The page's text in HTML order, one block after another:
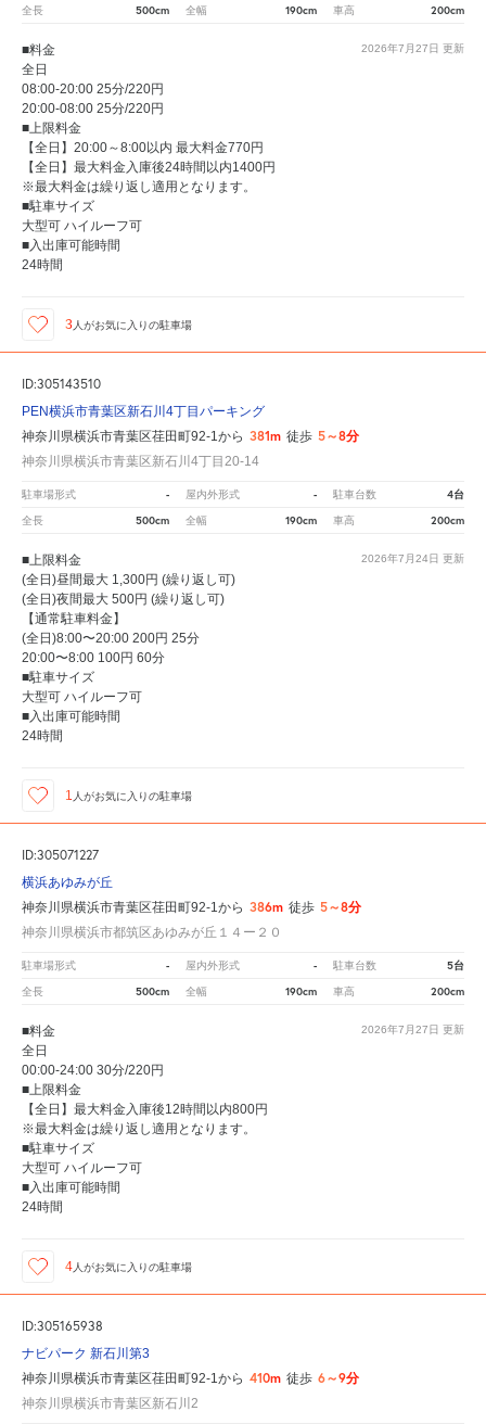
全長 500cm 全幅 190cm 車高 200cm
2026年7月27日 更新
■料金
全日
08:00-20:00 25分/220円
20:00-08:00 25分/220円
■上限料金
【全日】20:00～8:00以内 最大料金770円
【全日】最大料金入庫後24時間以内1400円
※最大料金は繰り返し適用となります。
■駐車サイズ
大型可 ハイルーフ可
■入出庫可能時間
24時間
3 人がお気に入りの駐車場
ID:305143510
PEN横浜市青葉区新石川4丁目パーキング
神奈川県横浜市青葉区荏田町92-1から 381m 徒歩 5～8分
神奈川県横浜市青葉区新石川4丁目20-14
駐車場形式 - 屋内外形式 - 駐車台数 4台
全長 500cm 全幅 190cm 車高 200cm
2026年7月24日 更新
■上限料金
(全日)昼間最大 1,300円 (繰り返し可)
(全日)夜間最大 500円 (繰り返し可)
【通常駐車料金】
(全日)8:00〜20:00 200円 25分
20:00〜8:00 100円 60分
■駐車サイズ
大型可 ハイルーフ可
■入出庫可能時間
24時間
1 人がお気に入りの駐車場
ID:305071227
横浜あゆみが丘
神奈川県横浜市青葉区荏田町92-1から 386m 徒歩 5～8分
神奈川県横浜市都筑区あゆみが丘１４ー２０
駐車場形式 - 屋内外形式 - 駐車台数 5台
全長 500cm 全幅 190cm 車高 200cm
2026年7月27日 更新
■料金
全日
00:00-24:00 30分/220円
■上限料金
【全日】最大料金入庫後12時間以内800円
※最大料金は繰り返し適用となります。
■駐車サイズ
大型可 ハイルーフ可
■入出庫可能時間
24時間
4 人がお気に入りの駐車場
ID:305165938
ナビパーク 新石川第3
神奈川県横浜市青葉区荏田町92-1から 410m 徒歩 6～9分
神奈川県横浜市青葉区新石川2